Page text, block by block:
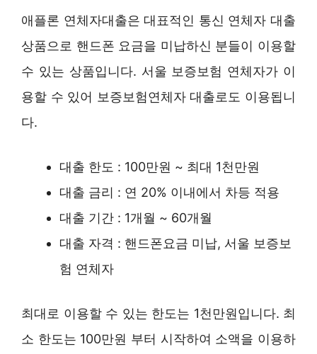
애플론 연체자대출은 대표적인 통신 연체자 대출
상품으로 핸드폰 요금을 미납하신 분들이 이용할
수 있는 상품입니다. 서울 보증보험 연체자가 이
용할 수 있어 보증보험연체자 대출로도 이용됩니
다.
대출 한도 : 100만원 ~ 최대 1천만원
대출 금리 : 연 20% 이내에서 차등 적용
대출 기간 : 1개월 ~ 60개월
대출 자격 : 핸드폰요금 미납, 서울 보증보
험 연체자
최대로 이용할 수 있는 한도는 1천만원입니다. 최
소 한도는 100만원 부터 시작하여 소액을 이용하